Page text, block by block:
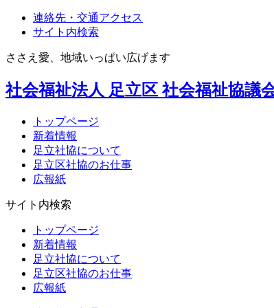
連絡先・交通アクセス
サイト内検索
ささえ愛、地域いっぱい広げます
社会福祉法人 足立区 社会福祉協議
トップページ
新着情報
足立社協について
足立区社協のお仕事
広報紙
サイト内検索
トップページ
新着情報
足立社協について
足立区社協のお仕事
広報紙